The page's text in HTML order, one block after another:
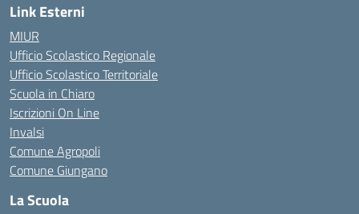
Link Esterni
MIUR
Ufficio Scolastico Regionale
Ufficio Scolastico Territoriale
Scuola in Chiaro
Iscrizioni On Line
Invalsi
Comune Agropoli
Comune Giungano
La Scuola